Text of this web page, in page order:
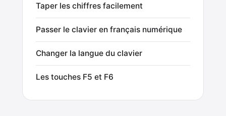
Taper les chiffres facilement
Passer le clavier en français numérique
Changer la langue du clavier
Les touches F5 et F6